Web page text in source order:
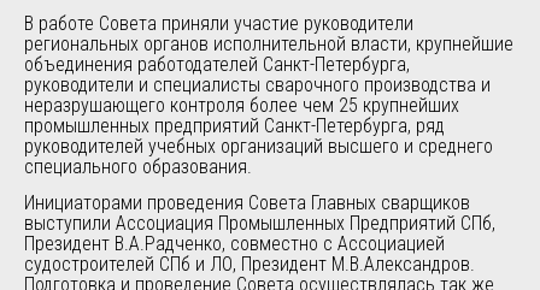
В работе Совета приняли участие руководители
региональных органов исполнительной власти, крупнейшие
объединения работодателей Санкт-Петербурга,
руководители и специалисты сварочного производства и
неразрушающего контроля более чем 25 крупнейших
промышленных предприятий Санкт-Петербурга, ряд
руководителей учебных организаций высшего и среднего
специального образования.
Инициаторами проведения Совета Главных сварщиков
выступили Ассоциация Промышленных Предприятий СПб,
Президент В.А.Радченко, совместно с Ассоциацией
судостроителей СПб и ЛО, Президент М.В.Александров.
Подготовка и проведение Совета осуществлялась так же